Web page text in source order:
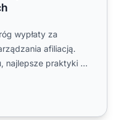
wypłaty za
afiliacją.
najlepsze praktyki i